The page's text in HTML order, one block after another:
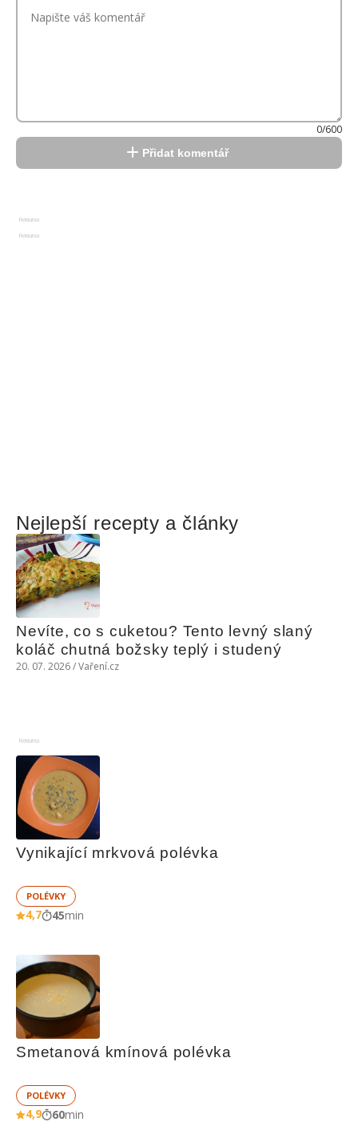
0/600
Přidat komentář
Reklama
Reklama
Nejlepší recepty a články
Nevíte, co s cuketou? Tento levný slaný
koláč chutná božsky teplý i studený
20. 07. 2026 / Vaření.cz
Reklama
Vynikající mrkvová polévka
POLÉVKY
4,7 45min
Smetanová kmínová polévka
POLÉVKY
4,9 60min